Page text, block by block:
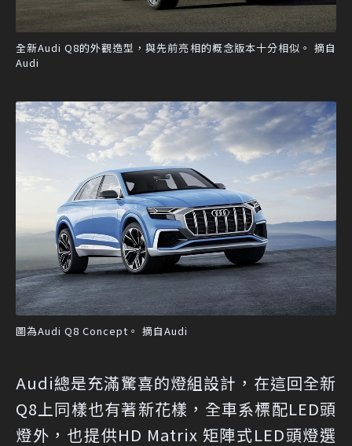
全新Audi Q8的外觀造型，與先前亮相的概念版本十分相似。 摘自
Audi
圖為Audi Q8 Concept。 摘自Audi
Audi總是充滿驚喜的燈組設計，在這回全新
Q8上同樣也有著新花樣，全車系標配LED頭
燈外，也提供HD Matrix 矩陣式LED頭燈選